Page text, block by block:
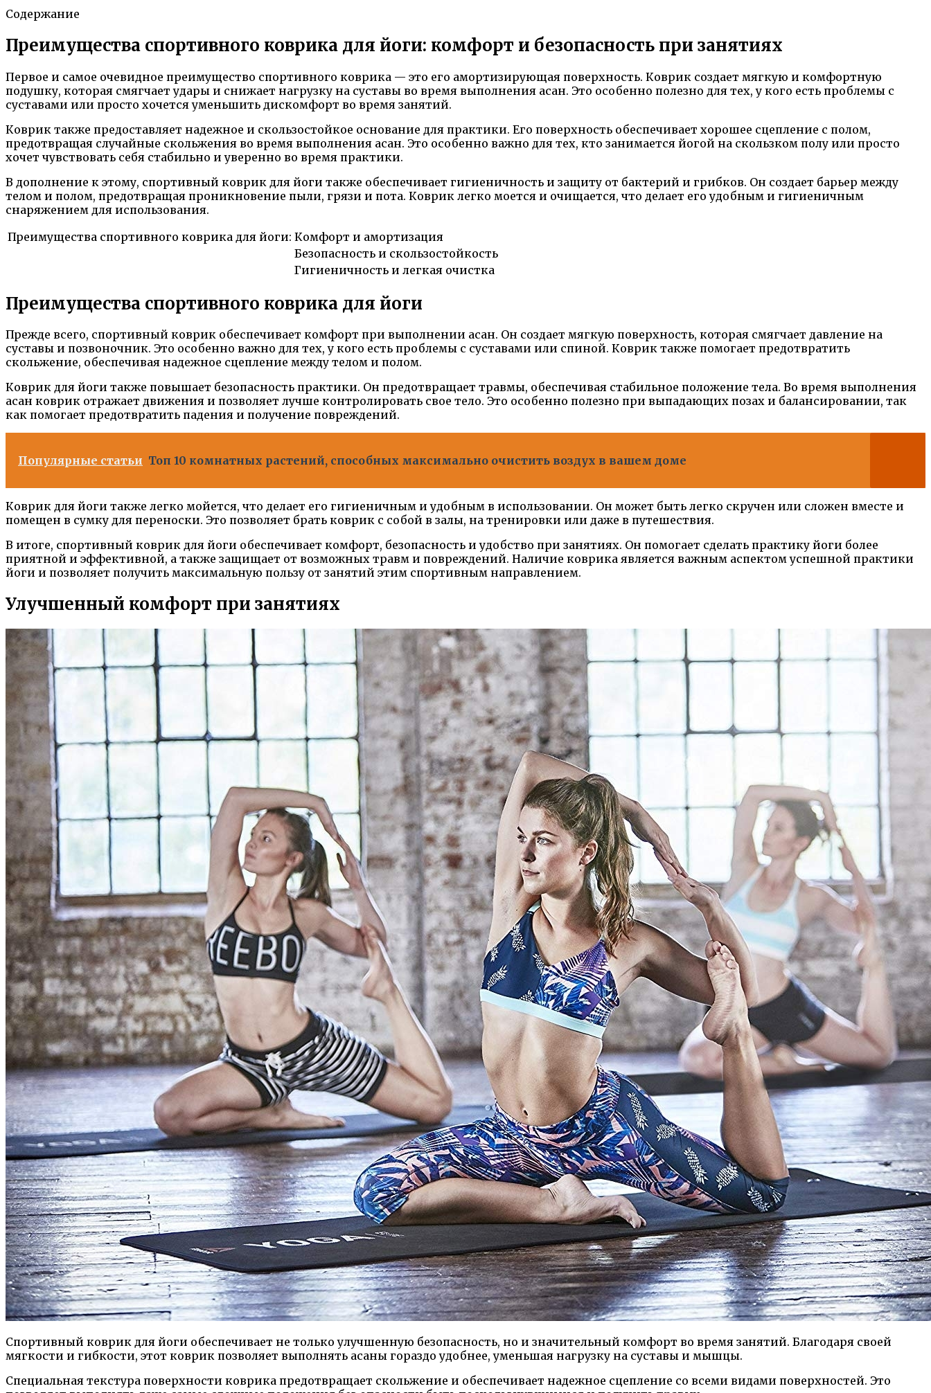
Содержание
Преимущества спортивного коврика для йоги: комфорт и безопасность при занятиях
Первое и самое очевидное преимущество спортивного коврика — это его амортизирующая поверхность. Коврик создает мягкую и комфортную
подушку, которая смягчает удары и снижает нагрузку на суставы во время выполнения асан. Это особенно полезно для тех, у кого есть проблемы с
суставами или просто хочется уменьшить дискомфорт во время занятий.
Коврик также предоставляет надежное и скользостойкое основание для практики. Его поверхность обеспечивает хорошее сцепление с полом,
предотвращая случайные скольжения во время выполнения асан. Это особенно важно для тех, кто занимается йогой на скользком полу или просто
хочет чувствовать себя стабильно и уверенно во время практики.
В дополнение к этому, спортивный коврик для йоги также обеспечивает гигиеничность и защиту от бактерий и грибков. Он создает барьер между
телом и полом, предотвращая проникновение пыли, грязи и пота. Коврик легко моется и очищается, что делает его удобным и гигиеничным
снаряжением для использования.
Преимущества спортивного коврика для йоги: Комфорт и амортизация
Безопасность и скользостойкость
Гигиеничность и легкая очистка
Преимущества спортивного коврика для йоги
Прежде всего, спортивный коврик обеспечивает комфорт при выполнении асан. Он создает мягкую поверхность, которая смягчает давление на
суставы и позвоночник. Это особенно важно для тех, у кого есть проблемы с суставами или спиной. Коврик также помогает предотвратить
скольжение, обеспечивая надежное сцепление между телом и полом.
Коврик для йоги также повышает безопасность практики. Он предотвращает травмы, обеспечивая стабильное положение тела. Во время выполнения
асан коврик отражает движения и позволяет лучше контролировать свое тело. Это особенно полезно при выпадающих позах и балансировании, так
как помогает предотвратить падения и получение повреждений.
Популярные статьи Топ 10 комнатных растений, способных максимально очистить воздух в вашем доме
Коврик для йоги также легко мойется, что делает его гигиеничным и удобным в использовании. Он может быть легко скручен или сложен вместе и
помещен в сумку для переноски. Это позволяет брать коврик с собой в залы, на тренировки или даже в путешествия.
В итоге, спортивный коврик для йоги обеспечивает комфорт, безопасность и удобство при занятиях. Он помогает сделать практику йоги более
приятной и эффективной, а также защищает от возможных травм и повреждений. Наличие коврика является важным аспектом успешной практики
йоги и позволяет получить максимальную пользу от занятий этим спортивным направлением.
Улучшенный комфорт при занятиях
Спортивный коврик для йоги обеспечивает не только улучшенную безопасность, но и значительный комфорт во время занятий. Благодаря своей
мягкости и гибкости, этот коврик позволяет выполнять асаны гораздо удобнее, уменьшая нагрузку на суставы и мышцы.
Специальная текстура поверхности коврика предотвращает скольжение и обеспечивает надежное сцепление со всеми видами поверхностей. Это